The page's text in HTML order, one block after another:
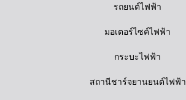
รถยนต์ไฟฟ้า
มอเตอร์ไซค์ไฟฟ้า
กระบะไฟฟ้า
สถานีชาร์จยานยนต์ไฟฟ้า